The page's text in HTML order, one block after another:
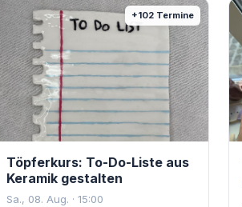
+102 Termine
Töpferkurs: To-Do-Liste aus
Keramik gestalten
Sa., 08. Aug. · 15:00